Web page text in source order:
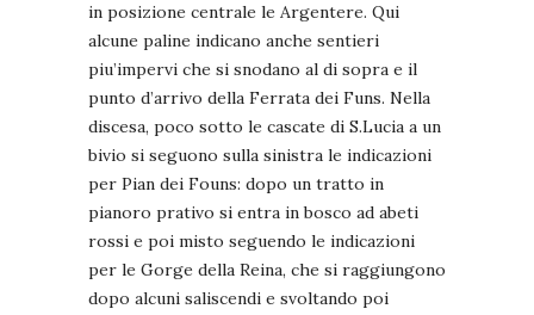
in posizione centrale le Argentere. Qui
alcune paline indicano anche sentieri
piu’impervi che si snodano al di sopra e il
punto d’arrivo della Ferrata dei Funs. Nella
discesa, poco sotto le cascate di S.Lucia a un
bivio si seguono sulla sinistra le indicazioni
per Pian dei Founs: dopo un tratto in
pianoro prativo si entra in bosco ad abeti
rossi e poi misto seguendo le indicazioni
per le Gorge della Reina, che si raggiungono
dopo alcuni saliscendi e svoltando poi